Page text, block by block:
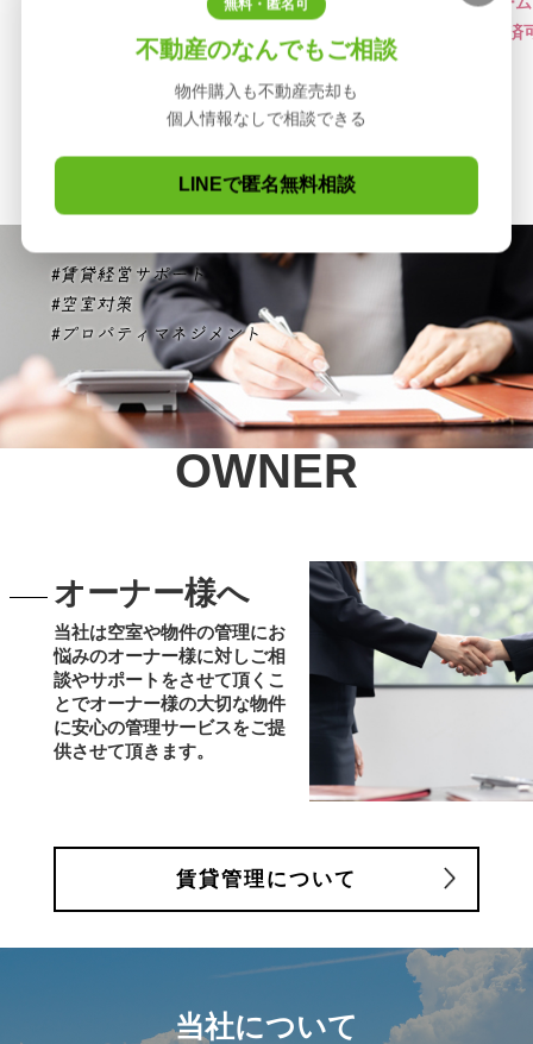
賃貸物件を探すならこちら
OWNER
オーナー様へ
当社は空室や物件の管理にお
悩みのオーナー様に対しご相
談やサポートをさせて頂くこ
とでオーナー様の大切な物件
に安心の管理サービスをご提
供させて頂きます。
賃貸管理について
当社について
無料・匿名可
不動産のなんでもご相談
物件購入も不動産売却も
個人情報なしで相談できる
LINEで匿名無料相談